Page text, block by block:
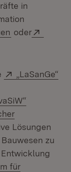
in
(Öffnet in
oder
Extern:
„LaSanGe“
Fenster)
neuem Fenster)
Lösungen
zu
für